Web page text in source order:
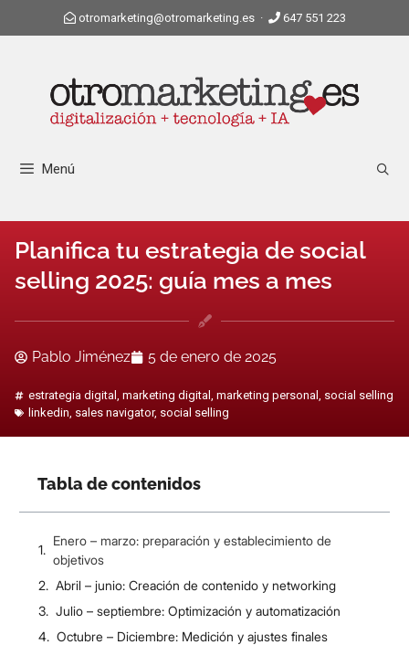
otromarketing@otromarketing.es· 647 551 223
Menú
Planifica tu estrategia de social
selling 2025: guía mes a mes
Pablo Jiménez 5 de enero de 2025
estrategia digital,marketing digital,marketing personal, social selling
linkedin, sales navigator, social selling
Tabla de contenidos
Enero – marzo: preparación y establecimiento de
objetivos
Abril – junio: Creación de contenido y networking
Julio – septiembre: Optimización y automatización
Octubre – Diciembre: Medición y ajustes finales